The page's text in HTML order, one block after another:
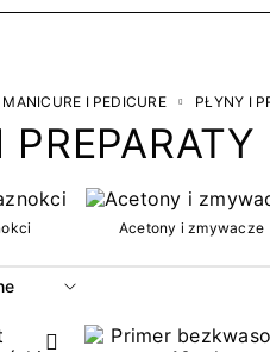
MANICURE I PEDICURE PŁYNY I
Acetony i zmywacze